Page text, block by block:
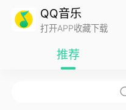
QQ音乐
打开APP收藏下载
推荐